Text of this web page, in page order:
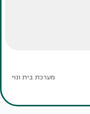
מערכת בית ונוי